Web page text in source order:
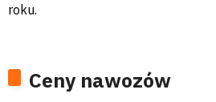
roku.
Ceny nawozów